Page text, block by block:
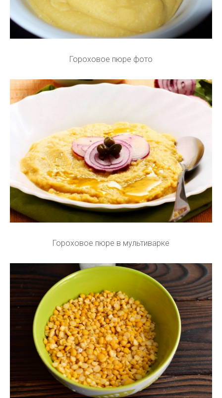
Гороховое пюре фото
Гороховое пюре в мультиварке